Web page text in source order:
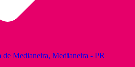
de Medianeira, Medianeira - PR